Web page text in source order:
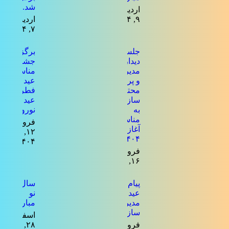
اردیبهشت
۹, ۱۴۰۴
شد.
اردیبهشت
۷, ۱۴۰۴
جلسه
دیدار
مدیرعامل
و پرسنل
محترم
سازمان
به
مناسبت
آغاز سال
۱۴۰۴
فروردین
۱۶, ۱۴۰۴
برگزاری
جشن به
مناسبت
عید
فطر و
عید
نوروز
فروردین
۱۲,
۱۴۰۴
پیام تبریک
عید فطر
مدیرعامل
سازمان
فروردین
سال
نو
مبارک
اسفند
۲۸,